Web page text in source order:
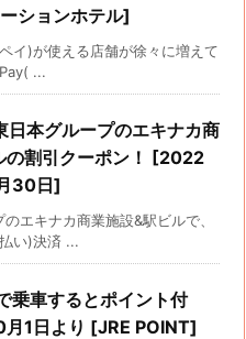
ションホテル]
イ)が使える店舗が徐々に増えて
...
本グループのエキナカ商
の割引クーポン！ [2022
30日]
エキナカ商業施設&駅ビルで、
い)決済 ...
乗車するとポイント付
1日より [JRE POINT]